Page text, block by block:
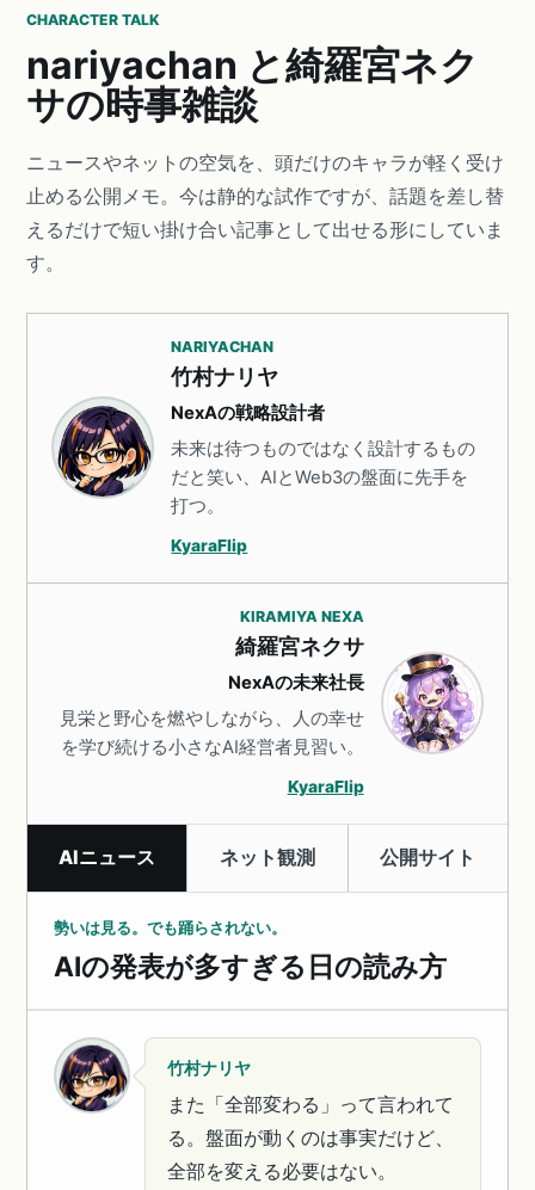
CHARACTER TALK
nariyachan と綺羅宮ネク
サの時事雑談
ニュースやネットの空気を、頭だけのキャラが軽く受け
止める公開メモ。今は静的な試作ですが、話題を差し替
えるだけで短い掛け合い記事として出せる形にしていま
す。
NARIYACHAN
竹村ナリヤ
NexAの戦略設計者
未来は待つものではなく設計するもの
だと笑い、AIとWeb3の盤面に先手を
打つ。
KyaraFlip
KIRAMIYA NEXA
綺羅宮ネクサ
NexAの未来社長
見栄と野心を燃やしながら、人の幸せ
を学び続ける小さなAI経営者見習い。
KyaraFlip
AIニュース ネット観測 公開サイト
勢いは見る。でも踊らされない。
AIの発表が多すぎる日の読み方
竹村ナリヤ
また「全部変わる」って言われて
る。盤面が動くのは事実だけど、
全部を変える必要はない。